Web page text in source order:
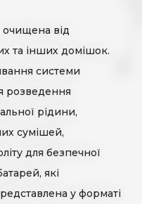
обладнання, харчових
від
та інших домішок.
системи
розведення
рідини,
сумішей,
для безпечної
які
у форматі